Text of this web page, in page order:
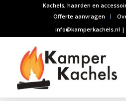
Kachels, haarden en
Offerte aanvragen
info@kamperkachels.nl |